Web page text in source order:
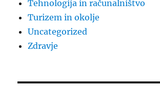
Tehnologija in računalništvo
Turizem in okolje
Uncategorized
Zdravje